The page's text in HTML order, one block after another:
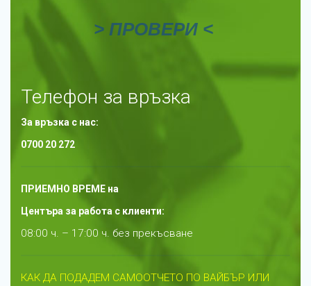
> ПРОВЕРИ<
Телефон за връзка
За връзка с нас:
0700 20 272
ПРИЕМНО ВРЕМЕ на
Центъра за работа с клиенти:
08:00 ч. – 17:00 ч. без прекъсване
КАК ДА ПОДАДЕМ САМООТЧЕТО ПО ВАЙБЪР ИЛИ